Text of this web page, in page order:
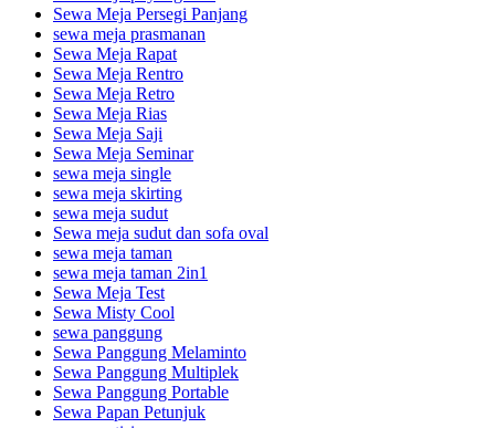
Sewa Meja Persegi Panjang
sewa meja prasmanan
Sewa Meja Rapat
Sewa Meja Rentro
Sewa Meja Retro
Sewa Meja Rias
Sewa Meja Saji
Sewa Meja Seminar
sewa meja single
sewa meja skirting
sewa meja sudut
Sewa meja sudut dan sofa oval
sewa meja taman
sewa meja taman 2in1
Sewa Meja Test
Sewa Misty Cool
sewa panggung
Sewa Panggung Melaminto
Sewa Panggung Multiplek
Sewa Panggung Portable
Sewa Papan Petunjuk